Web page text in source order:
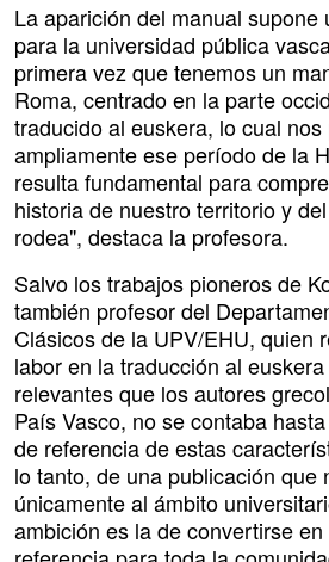
La aparición del manual supone
para la universidad pública
primera vez que tenemos un
Roma, centrado en la parte
traducido al euskera, lo cual
ampliamente ese período de la
resulta fundamental para
historia de nuestro territorio y
rodea", destaca la profesora.
Salvo los trabajos pioneros de
también profesor del
Clásicos de la UPV/EHU, quien
labor en la traducción al
relevantes que los autores
País Vasco, no se contaba
de referencia de estas
lo tanto, de una publicación que
únicamente al ámbito
ambición es la de convertirse